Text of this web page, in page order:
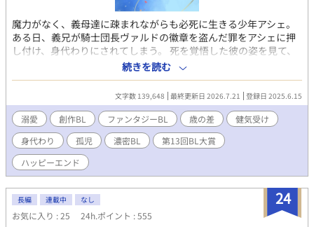
魔力がなく、義母達に疎まれながらも必死に生きる少年アシェ。
ある日、義兄が騎士団長ヴァルドの徽章を盗んだ罪をアシェに押
し付け、身代わりにされてしまう。 死を覚悟した彼の姿を見て、
冷徹な騎士ヴァルドは――？ 傷ついた少年と騎士の、温かい溺愛
物語。 第13回BL大賞奨励賞頂きました！ 最終17位でした！応援
ありがとうございます！
続きを読む
文字数 139,648 最終更新日 2026.7.21 登録日 2025.6.15
溺愛 創作BL ファンタジーBL 歳の差
健気受け
身代わり
孤児 濃密BL
第13回BL大賞
ハッピーエンド
24
長編 連載中 なし
お気に入り : 25 24h.ポイント : 555